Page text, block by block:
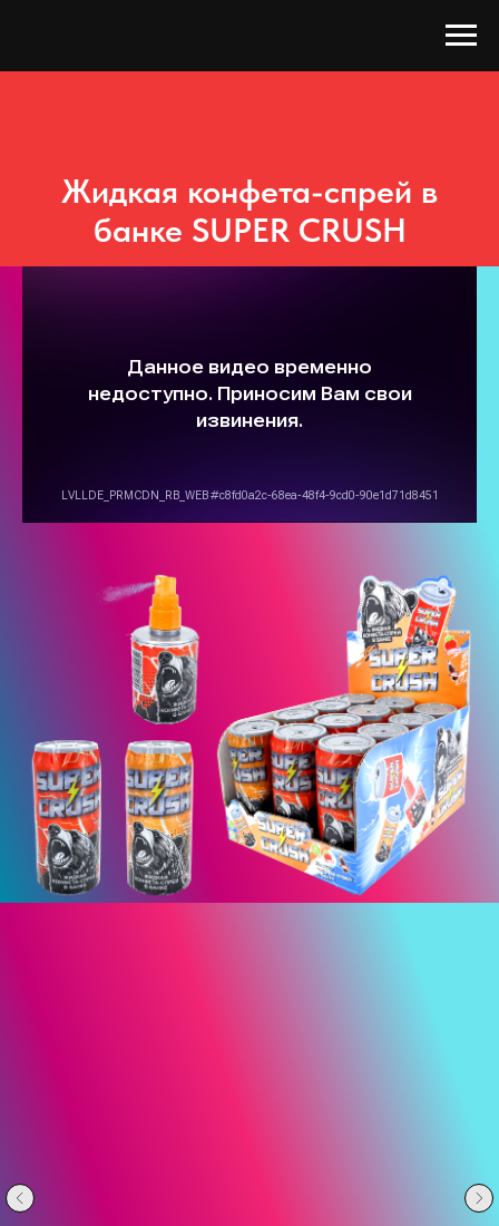
Жидкая конфета-спрей в
банке SUPER CRUSH